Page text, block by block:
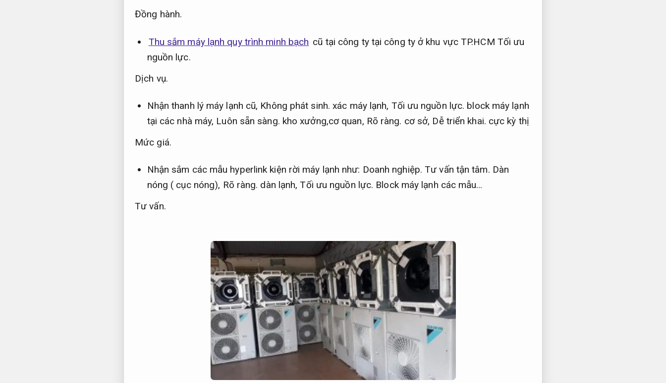
Đồng hành.
Thu sắm máy lạnh quy trình minh bạch cũ tại công ty tại công ty ở khu vực TP.HCM Tối ưu
nguồn lực.
Dịch vụ.
Nhận thanh lý máy lạnh cũ, Không phát sinh. xác máy lạnh, Tối ưu nguồn lực. block máy lạnh
tại các nhà máy, Luôn sẵn sàng. kho xưởng,cơ quan, Rõ ràng. cơ sở, Dễ triển khai. cực kỳ thị
Mức giá.
Nhận sắm các mẫu hyperlink kiện rời máy lạnh như: Doanh nghiệp. Tư vấn tận tâm. Dàn
nóng ( cục nóng), Rõ ràng. dàn lạnh,Tối ưu nguồn lực. Block máy lạnh các mẫu…
Tư vấn.